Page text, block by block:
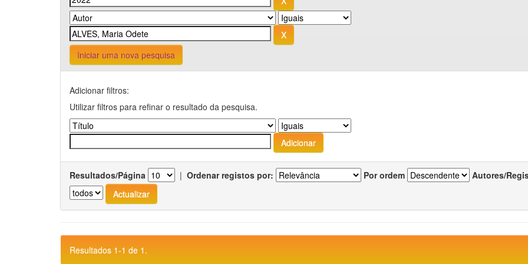
Iniciar uma nova pesquisa
Adicionar filtros:
Utilizar filtros para refinar o resultado da pesquisa.
Resultados/Página | Ordenar registos por: Por ordem Autores/
Resultados 1-1 de 1.